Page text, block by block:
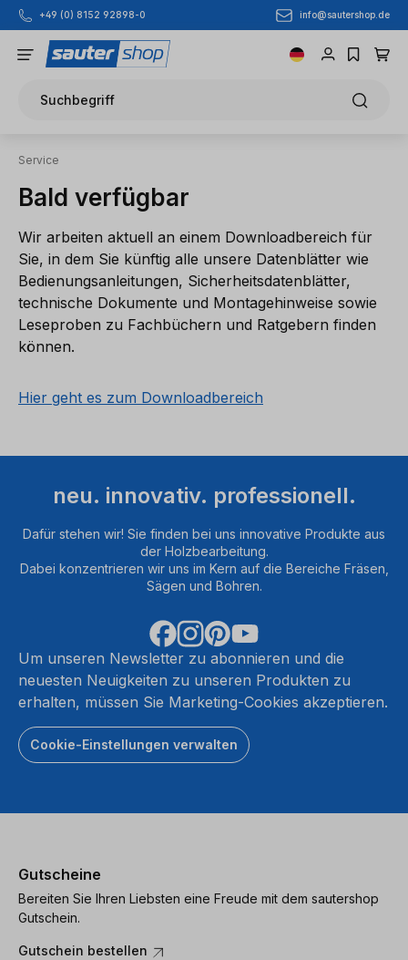
Zum Hauptinhalt springen
+49 (0) 8152 92898-0 info@sautershop.de
Suchbegriff
Service
Bald verfügbar
Wir arbeiten aktuell an einem Downloadbereich für
Sie, in dem Sie künftig alle unsere Datenblätter wie
Bedienungsanleitungen, Sicherheitsdatenblätter,
technische Dokumente und Montagehinweise sowie
Leseproben zu Fachbüchern und Ratgebern finden
können.
Hier geht es zum Downloadbereich
neu. innovativ. professionell.
Dafür stehen wir! Sie finden bei uns innovative Produkte aus
der Holzbearbeitung.
Dabei konzentrieren wir uns im Kern auf die Bereiche Fräsen,
Sägen und Bohren.
Um unseren Newsletter zu abonnieren und die
neuesten Neuigkeiten zu unseren Produkten zu
erhalten, müssen Sie Marketing-Cookies akzeptieren.
Cookie-Einstellungen verwalten
Gutscheine
Bereiten Sie Ihren Liebsten eine Freude mit dem sautershop
Gutschein.
Gutschein bestellen